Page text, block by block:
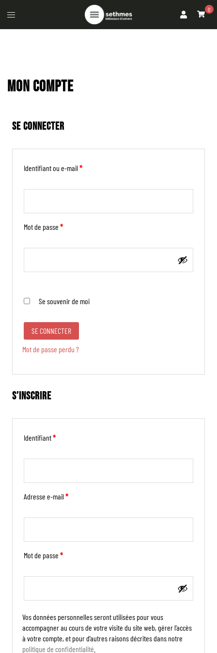
0
MON COMPTE
SE CONNECTER
Identifiant ou e-mail *
Mot de passe *
Se souvenir de moi
SE CONNECTER
Mot de passe perdu ?
S’INSCRIRE
Identifiant*
Adresse e-mail *
Mot de passe *
Vos données personnelles seront utilisées pour vous
accompagner au cours de votre visite du site web, gérer l’accès
à votre compte, et pour d’autres raisons décrites dans notre
politique de confidentialité